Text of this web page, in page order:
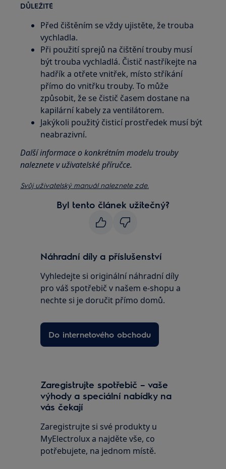
DŮLEŽITÉ
Před čištěním se vždy ujistěte, že trouba
vychladla.
Při použití sprejů na čištění trouby musí
být trouba vychladlá. Čistič nastříkejte na
hadřík a otřete vnitřek, místo stříkání
přímo do vnitřku trouby. To může
způsobit, že se čistič časem dostane na
kapilární kabely za ventilátorem.
Jakýkoli použitý čisticí prostředek musí být
neabrazivní.
Další informace o konkrétním modelu trouby
naleznete v uživatelské příručce.
Svůj uživatelský manuál naleznete zde.
Byl tento článek užitečný?
Náhradní díly a příslušenství
Vyhledejte si originální náhradní díly
pro váš spotřebič v našem e-shopu a
nechte si je doručit přímo domů.
Do internetového obchodu
Zaregistrujte spotřebič – vaše
výhody a speciální nabídky na
vás čekají
Zaregistrujte si své produkty u
MyElectrolux a najděte vše, co
potřebujete, na jednom místě.